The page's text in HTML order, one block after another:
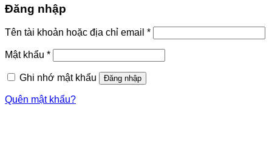
Đăng nhập
Tên tài khoản hoặc địa chỉ email *
Mật khẩu *
Ghi nhớ mật khẩu Đăng nhập
Quên mật khẩu?